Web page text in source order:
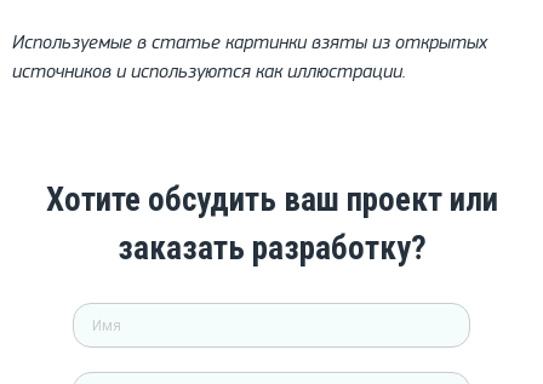
Используемые в статье картинки взяты из открытых
источников и используются как иллюстрации.
Хотите обсудить ваш проект или
заказать разработку?